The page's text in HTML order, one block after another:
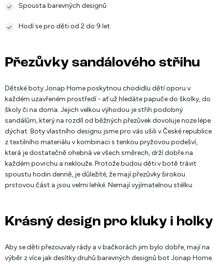
Spousta barevných designů
Hodí se pro děti od 2 do 9 let
Přezůvky sandálového střihu
Dětské boty Jonap Home poskytnou chodidlu dětí oporu v
každém uzavřeném prostředí - ať už hledáte papuče do školky, do
školy či na doma. Jejich velkou výhodou je střih podobný
sandálům, který na rozdíl od běžných přezůvek dovoluje noze lépe
dýchat. Boty vlastního designu jsme pro vás ušili v České republice
z textilního materiálu v kombinaci s tenkou pryžovou podešví,
která je dostatečně ohebná ve všech směrech, drží dobře na
každém povrchu a neklouže. Protože budou děti v botě trávit
spoustu hodin denně, je důležité, že mají přezůvky širokou
prstovou část a jsou velmi lehké. Nemají vyjímatelnou stélku.
Krásný design pro kluky i holky
Aby se děti přezouvaly rády a v bačkorách jim bylo dobře, mají na
výběr z více jak desítky druhů barevných designů bot Jonap Home.